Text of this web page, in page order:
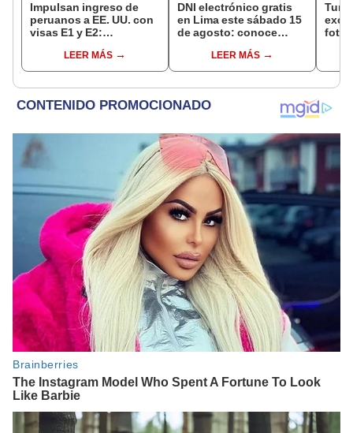
Impulsan ingreso de
peruanos a EE. UU. con
visas E1 y E2:
pymes serían los más
beneficiados
LEER MÁS
DNI electrónico gratis
en Lima este sábado 15
de agosto: conoce
acceder y qué
requisitos deben
LEER MÁS